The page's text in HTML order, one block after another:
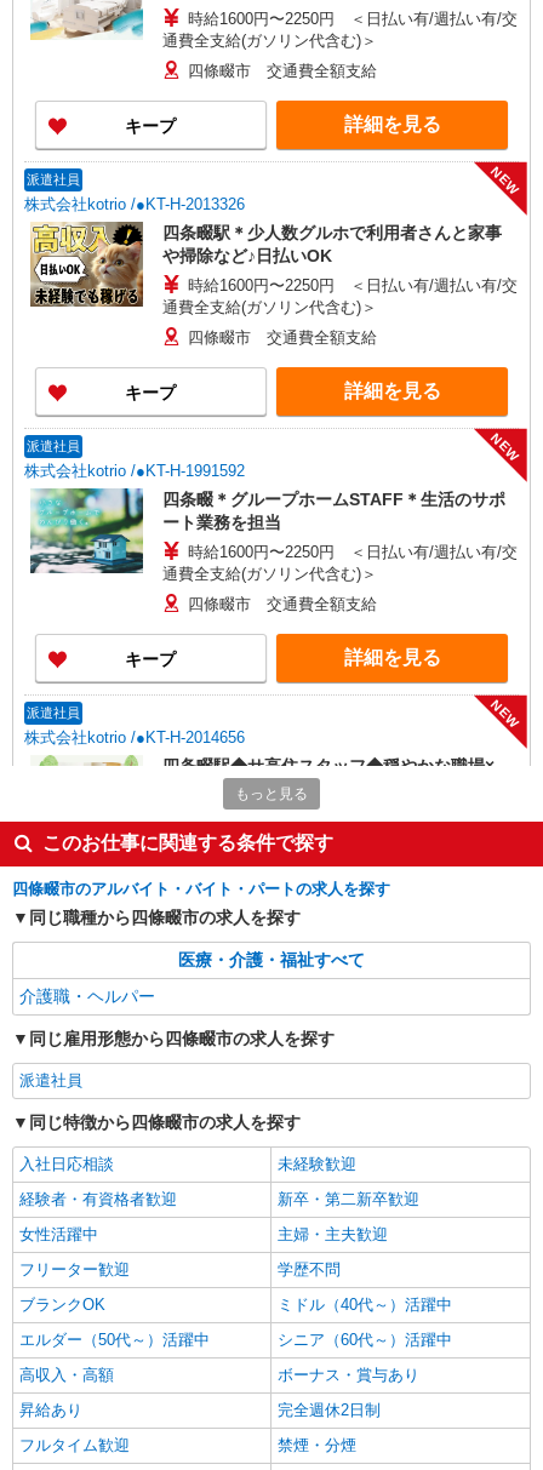
時給1600円〜2250円 ＜日払い有/週払い有/交
通費全支給(ガソリン代含む)＞
四條畷市 交通費全額支給
キープ 詳細を見る
派遣社員
株式会社kotrio /●KT-H-2013326
NEW
四条畷駅＊少人数グルホで利用者さんと家事
や掃除など♪日払いOK
時給1600円〜2250円 ＜日払い有/週払い有/交
通費全支給(ガソリン代含む)＞
四條畷市 交通費全額支給
キープ 詳細を見る
派遣社員
株式会社kotrio /●KT-H-1991592
NEW
四条畷＊グループホームSTAFF＊生活のサポ
ート業務を担当
時給1600円〜2250円 ＜日払い有/週払い有/交
通費全支給(ガソリン代含む)＞
四條畷市 交通費全額支給
キープ 詳細を見る
派遣社員
株式会社kotrio /●KT-H-2014656
NEW
四条畷駅◆サ高住スタッフ◆穏やかな職場×
週3〜×残業なし
時給1600円〜2250円 ＜日払い有/週払い有/交
通費全支給(ガソリン代含む)＞
四條畷市 交通費全額支給
キープ
派遣社員
株式会社kotrio /●KT-H-2013592
NEW
四条畷駅チカ★グループホームで夜勤専従★
四條畷市 交通費全額支給
キープ 詳細を見る
派遣社員
株式会社kotrio /●KT-H-1990635
NEW
＜四条畷＞小さなデイサービスSTAFF募集≪
週3勤務≫≪夕方退社≫
時給1600円〜2250円 ＜日払い有/週払い有/交
通費全支給(ガソリン代含む)＞
四條畷市 交通費全額支給
キープ 詳細を見る
もっと見る
このお仕事に関連する条件で探す
四條畷市のアルバイト・バイト・パートの求人を探す
同じ職種から四條畷市の求人を探す
医療・介護・福祉すべて
介護職・ヘルパー
同じ雇用形態から四條畷市の求人を探す
派遣社員
同じ特徴から四條畷市の求人を探す
入社日応相談
未経験歓迎
経験者・有資格者歓迎
新卒・第二新卒歓迎
女性活躍中
主婦・主夫歓迎
フリーター歓迎
学歴不問
ブランクOK
ミドル（40代～）活躍中
エルダー（50代～）活躍中
シニア（60代～）活躍中
高収入・高額
ボーナス・賞与あり
昇給あり
完全週休2日制
フルタイム歓迎
禁煙・分煙